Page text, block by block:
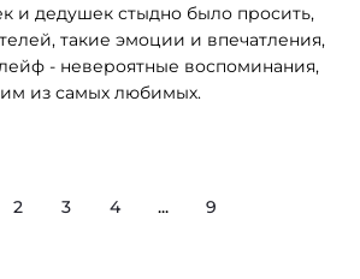
и дедушек стыдно было просить,
такие эмоции и впечатления,
- невероятные воспоминания,
из самых любимых.
2 3 4 ... 9